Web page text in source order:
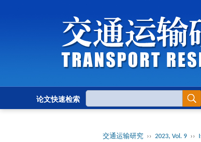
论文快速检索
交通运输研究 ›› 2023, Vol. 9 ››